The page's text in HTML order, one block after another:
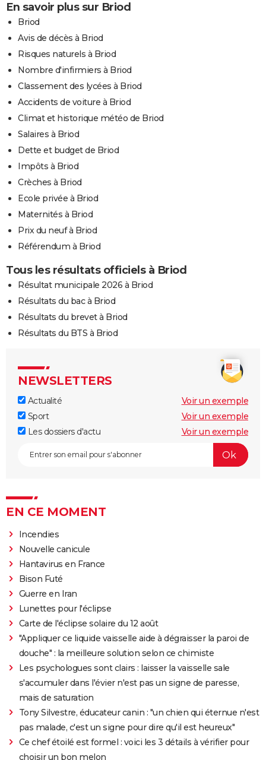
En savoir plus sur Briod
Briod
Avis de décès à Briod
Risques naturels à Briod
Nombre d'infirmiers à Briod
Classement des lycées à Briod
Accidents de voiture à Briod
Climat et historique météo de Briod
Salaires à Briod
Dette et budget de Briod
Impôts à Briod
Crèches à Briod
Ecole privée à Briod
Maternités à Briod
Prix du neuf à Briod
Référendum à Briod
Tous les résultats officiels à Briod
Résultat municipale 2026 à Briod
Résultats du bac à Briod
Résultats du brevet à Briod
Résultats du BTS à Briod
NEWSLETTERS
Actualité
Voir un exemple
Sport
Voir un exemple
Les dossiers d'actu
Voir un exemple
EN CE MOMENT
Incendies
Nouvelle canicule
Hantavirus en France
Bison Futé
Guerre en Iran
Lunettes pour l'éclipse
Carte de l'éclipse solaire du 12 août
"Appliquer ce liquide vaisselle aide à dégraisser la paroi de
douche" : la meilleure solution selon ce chimiste
Les psychologues sont clairs : laisser la vaisselle sale
s'accumuler dans l'évier n'est pas un signe de paresse,
mais de saturation
Tony Silvestre, éducateur canin : "un chien qui éternue n'est
pas malade, c'est un signe pour dire qu'il est heureux"
Ce chef étoilé est formel : voici les 3 détails à vérifier pour
choisir un bon melon